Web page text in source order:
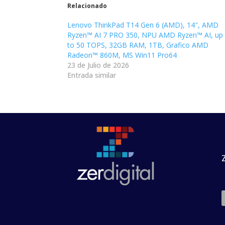
Relacionado
Lenovo ThinkPad T14 Gen 6 (AMD), 14″, AMD
Ryzen™ AI 7 PRO 350, NPU AMD Ryzen™ AI, up
to 50 TOPS, 32GB RAM, 1TB, Grafico AMD
Radeon™ 860M, MS Win11 Pro64
23 de Julio de 2026
Entrada similar